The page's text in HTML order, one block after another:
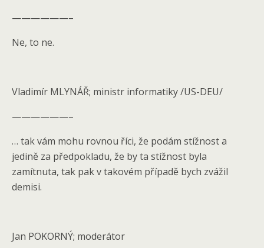
——————–
Ne, to ne.
Vladimír MLYNÁŘ; ministr informatiky /US-DEU/
——————–
… tak vám mohu rovnou říci, že podám stížnost a
jedině za předpokladu, že by ta stížnost byla
zamítnuta, tak pak v takovém případě bych zvážil
demisi.
Jan POKORNÝ; moderátor